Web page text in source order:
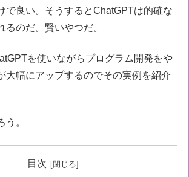
で良い。そうするとChatGPTは的確な
るのだ。賢いやつだ。
を使いながらプログラム開発をや
大幅にアップするのでその実例を紹介
う。
目次